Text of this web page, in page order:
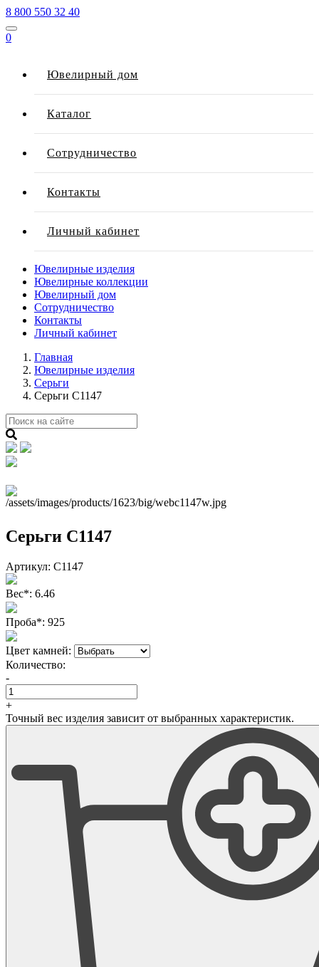
8 800 550 32 40
0
Ювелирный дом
Каталог
Сотрудничество
Контакты
Личный кабинет
Ювелирные изделия
Ювелирные коллекции
Ювелирный дом
Сотрудничество
Контакты
Личный кабинет
Главная
Ювелирные изделия
Серьги
Серьги С1147
Серьги С1147
Артикул: С1147
Вес*: 6.46
Проба*: 925
Цвет камней:
Количество:
-
+
Точный вес изделия зависит от выбранных характеристик.